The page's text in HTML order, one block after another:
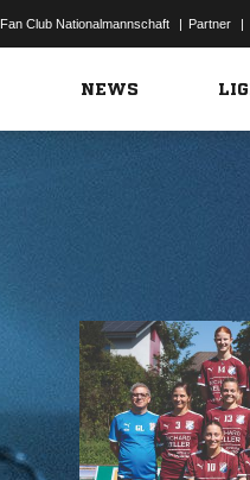
Fan Club Nationalmannschaft | Partner |
NEWS